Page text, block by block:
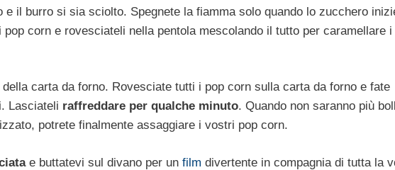
il burro si sia sciolto. Spegnete la fiamma solo quando lo zucchero
corn e rovesciateli nella pentola mescolando il tutto per caramellare i
carta da forno. Rovesciate tutti i pop corn sulla carta da forno e fate
Lasciateli raffreddare per qualche minuto. Quando non saranno più
potrete finalmente assaggiare i vostri pop corn.
e buttatevi sul divano per un film divertente in compagnia di tutta la